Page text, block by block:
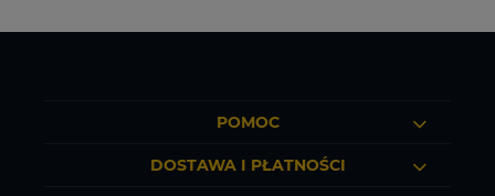
POMOC
DOSTAWA I PŁATNOŚCI